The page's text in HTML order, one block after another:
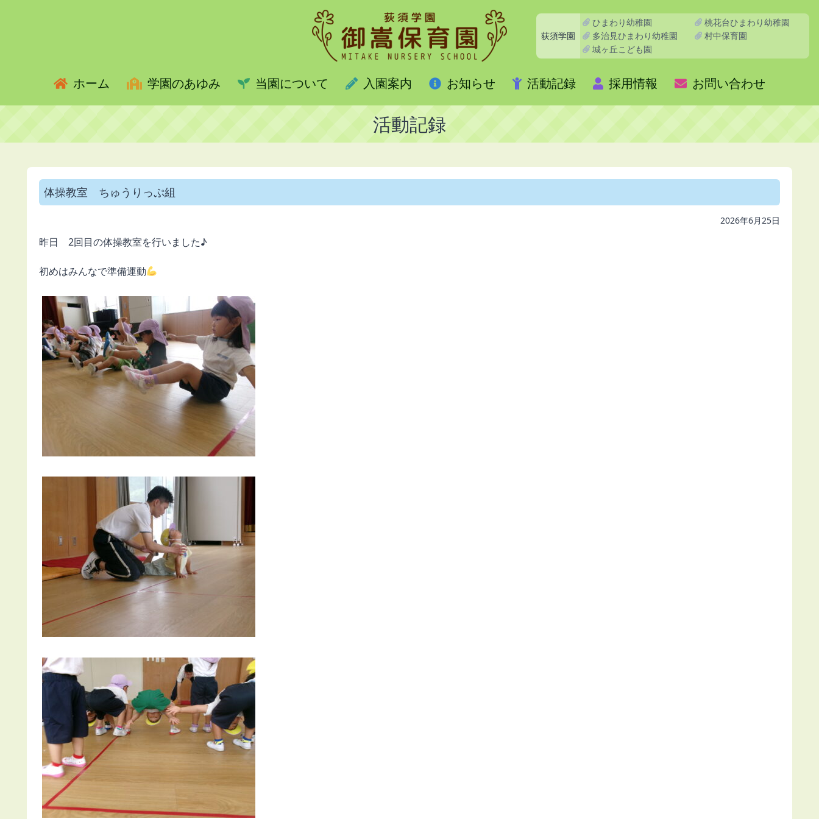
荻須学園
ひまわり幼稚園
桃花台ひまわり幼稚園
多治見ひまわり幼稚園
村中保育園
城ヶ丘こども園
ホーム 学園のあゆみ 当園について 入園案内 お知らせ 活動記録 採用情報 お問い合わせ
活動記録
体操教室 ちゅうりっぷ組
2026年6月25日
昨日 2回目の体操教室を行いました♪
初めはみんなで準備運動